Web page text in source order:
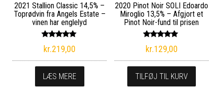
2021 Stallion Classic 14,5% –
Toprødvin fra Angels Estate –
vinen har englelyd
5.00
kr.219,00
LÆS MERE
2020 Pinot Noir SOLI Edoardo
Miroglio 13,5% – Afgjort et
Pinot Noir-fund til prisen
5.00
kr.129,00
TILFØJ TIL KURV